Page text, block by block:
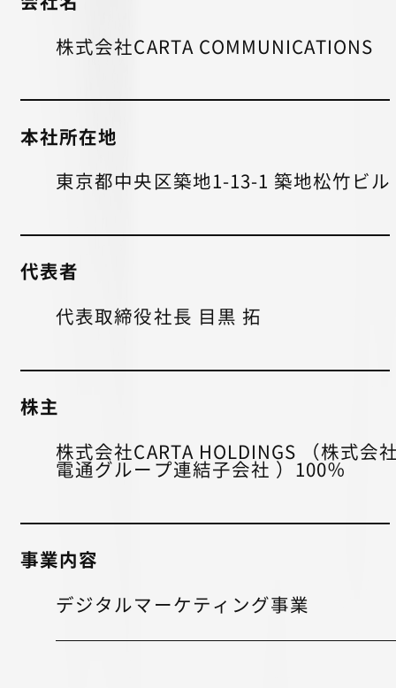
株式会社CARTA COMMUNICATIONS
本社所在地
東京都中央区築地1-13-1 築地松竹ビル
代表者
代表取締役社長 目黒 拓
株主
株式会社CARTA HOLDINGS （株式会
電通グループ連結子会社 ）100％
事業内容
デジタルマーケティング事業